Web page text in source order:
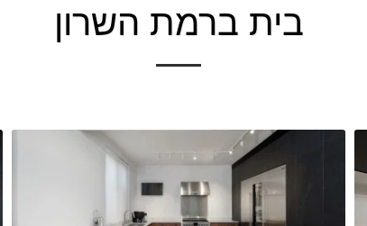
בית ברמת השרון